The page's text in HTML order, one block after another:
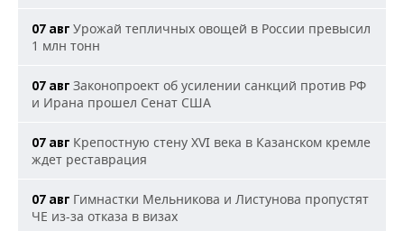
07 авг Урожай тепличных овощей в России превысил
1 млн тонн
07 авг Законопроект об усилении санкций против РФ
и Ирана прошел Сенат США
07 авг Крепостную стену XVI века в Казанском кремле
ждет реставрация
07 авг Гимнастки Мельникова и Листунова пропустят
ЧЕ из-за отказа в визах